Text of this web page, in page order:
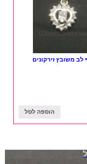
לב משובץ זירקונים
הוספה לסל